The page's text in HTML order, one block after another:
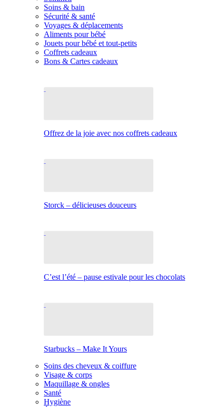
Soins & bain
Sécurité & santé
Voyages & déplacements
Aliments pour bébé
Jouets pour bébé et tout-petits
Coffrets cadeaux
Bons & Cartes cadeaux
Offrez de la joie avec nos coffrets cadeaux
Storck – délicieuses douceurs
C’est l’été – pause estivale pour les chocolats
Starbucks – Make It Yours
Soins des cheveux & coiffure
Visage & corps
Maquillage & ongles
Santé
Hygiène